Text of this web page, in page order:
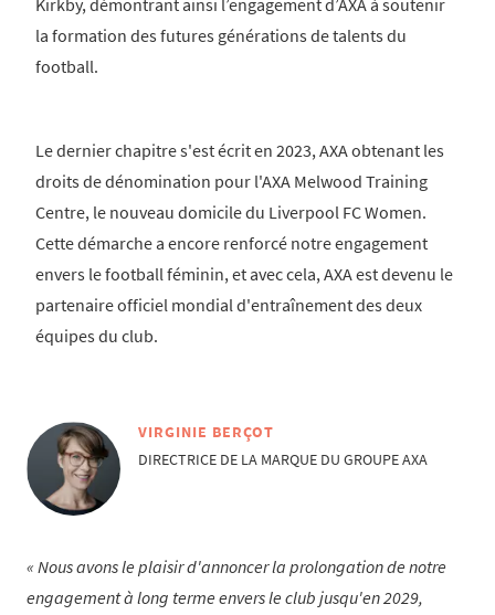
Kirkby, démontrant ainsi l’engagement d’AXA à soutenir
la formation des futures générations de talents du
football.
Le dernier chapitre s'est écrit en 2023, AXA obtenant les
droits de dénomination pour l'AXA Melwood Training
Centre, le nouveau domicile du Liverpool FC Women.
Cette démarche a encore renforcé notre engagement
envers le football féminin, et avec cela, AXA est devenu le
partenaire officiel mondial d'entraînement des deux
équipes du club.
VIRGINIE BERÇOT
DIRECTRICE DE LA MARQUE DU GROUPE AXA
Nous avons le plaisir d'annoncer la prolongation de notre
engagement à long terme envers le club jusqu'en 2029,